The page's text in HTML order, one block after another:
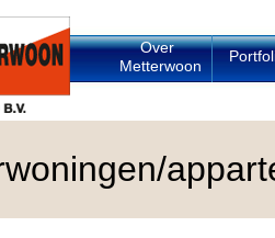
Over
Metterwoon